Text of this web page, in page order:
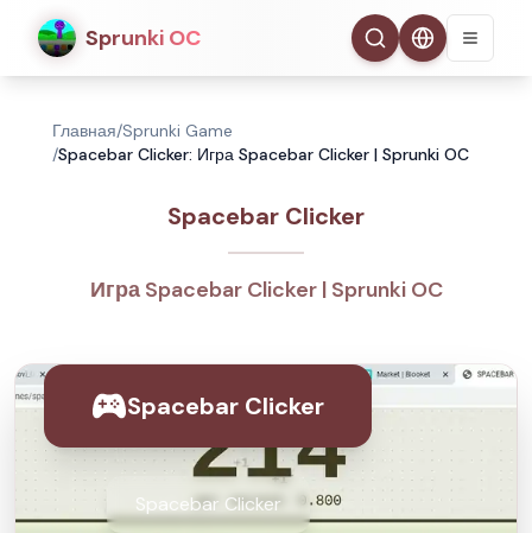
Sprunki OC
Главная/Sprunki Game
/Spacebar Clicker: Игра Spacebar Clicker | Sprunki OC
Spacebar Clicker
Игра Spacebar Clicker | Sprunki OC
Spacebar Clicker
Spacebar Clicker